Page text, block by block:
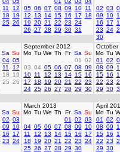
11
12
18
19
25 26
05 06 07 08 09 10 11
12
13 14 15 16 17
18
19 20 21 22 23 24
26 27 28 29 30 31
02 03
09
10
16
17
23 24
30
Sa Su
04 05
11
12
18
19
25 26
September 2012
Mo Tu We Th Fr Sa Su
01
02
03 04 05 06 07 08 09
10 11 12 13 14 15 16
17
18 19 20 21 22 23
24 25 26 27 28 29 30
October
Mo Tu
01
02
08 09
15 16
22 23
29 30
Sa Su
02 03
09
10
16
17
23 24
March 2013
Mo Tu We Th Fr Sa Su
01
02 03
04 05 06 07 08 09
10
11
12 13 14 15 16
17
18
19 20 21 22 23 24
25 26 27 28 29 30
April
Mo Tu
01
02
08 09
15 16
22 23
29 30